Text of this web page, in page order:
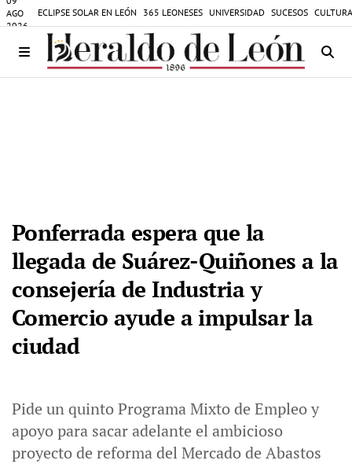
AGO
2026
ECLIPSE SOLAR EN LEÓN 365 LEONESES UNIVERSIDAD SUCESOS
Ponferrada espera que la
llegada de Suárez-Quiñones a la
consejería de Industria y
Comercio ayude a impulsar la
ciudad
Pide un quinto Programa Mixto de Empleo y
apoyo para sacar adelante el ambicioso
proyecto de reforma del Mercado de Abastos